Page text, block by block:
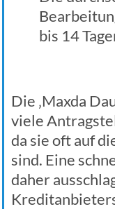
bis 14
Die ‚Maxda
viele
da sie oft auf
sind. Eine
daher